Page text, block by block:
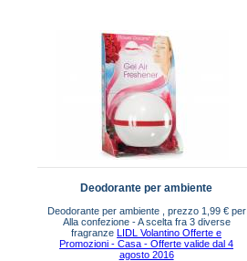
Deodorante per ambiente
Deodorante per ambiente , prezzo 1,99 € per
Alla confezione - A scelta fra 3 diverse
fragranzeLIDL Volantino Offerte e
Promozioni - Casa - Offerte valide dal 4
agosto 2016